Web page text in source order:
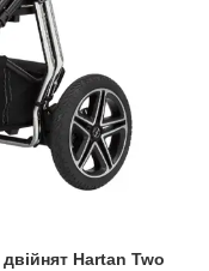
Hartan Two